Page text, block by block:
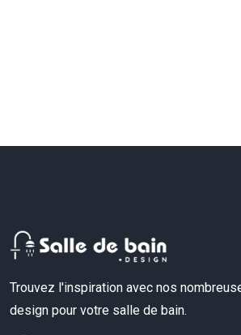
Trouvez l'inspiration avec nos
design pour votre salle de bain.